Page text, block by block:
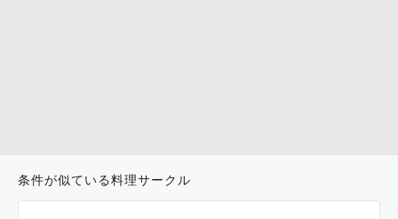
条件が似ている料理サークル